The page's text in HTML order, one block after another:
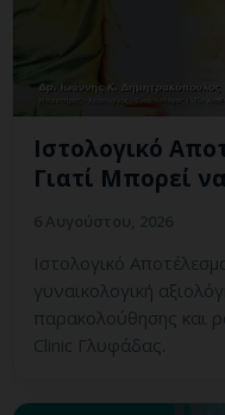
Ιστολογικό
Γιατί Μπορεί
Ιστολογικό
γυναικολογική
παρακολούθησης και
Clinic Γλυφάδας.